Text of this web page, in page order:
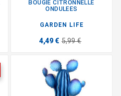
BOUGIE CITRONNELLE
ONDULEES
GARDEN LIFE
4,49 € 5,99 €